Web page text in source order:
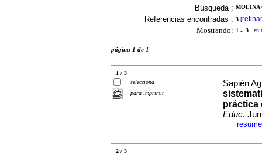
Búsqueda : MOLINA
Referencias encontradas : 3 [refinar
Mostrando: 1 .. 3 en
página 1 de 1
1 / 3
selecciona
para imprimir
Sapién
práctica
Educ,
·
2 / 3